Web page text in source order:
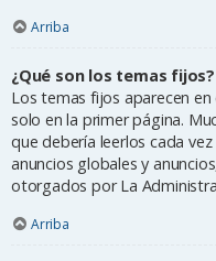
Arriba
¿Qué son los temas fijos?
Los temas fijos aparecen
solo en la primer página.
que debería leerlos cada
anuncios globales y
otorgados por La
Arriba